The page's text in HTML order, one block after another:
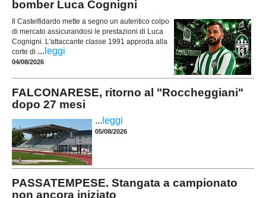
bomber Luca Cognigni
Il Castelfidardo mette a segno un autentico colpo
di mercato assicurandosi le prestazioni di Luca
Cognigni. L'attaccante classe 1991 approda alla
corte di ... leggi
04/08/2026
FALCONARESE, ritorno al "Roccheggiani"
dopo 27 mesi
... leggi
05/08/2026
PASSATEMPESE. Stangata a campionato
non ancora iniziato